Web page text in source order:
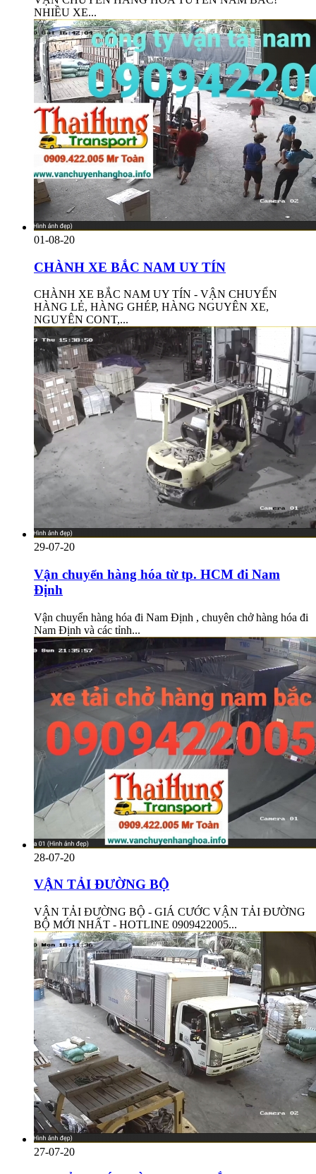
NHIỀU XE...
01-08-20
CHÀNH XE BẮC NAM UY TÍN
CHÀNH XE BẮC NAM UY TÍN - VẬN CHUYỂN
HÀNG LẺ, HÀNG GHÉP, HÀNG NGUYÊN XE,
NGUYÊN CONT,...
29-07-20
Vận chuyển hàng hóa từ tp. HCM đi Nam
Định
Vận chuyển hàng hóa đi Nam Định , chuyên chở hàng hóa đi
Nam Định và các tỉnh...
28-07-20
VẬN TẢI ĐƯỜNG BỘ
VẬN TẢI ĐƯỜNG BỘ - GIÁ CƯỚC VẬN TẢI ĐƯỜNG
BỘ MỚI NHẤT - HOTLINE 0909422005...
27-07-20